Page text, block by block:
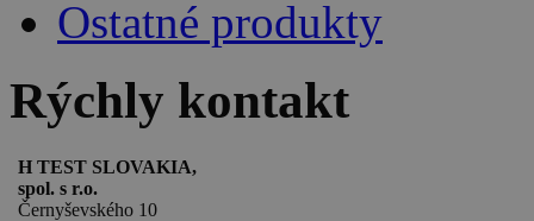
Ostatné produkty
Rýchly kontakt
H TEST SLOVAKIA,
spol. s r.o.
Černyševského 10